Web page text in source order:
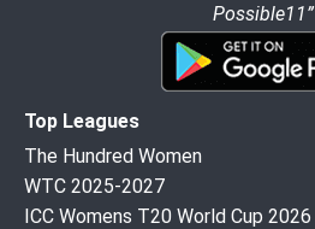
Possible11”
Top Leagues
The Hundred Women
WTC 2025-2027
ICC Womens T20 World Cup 2026